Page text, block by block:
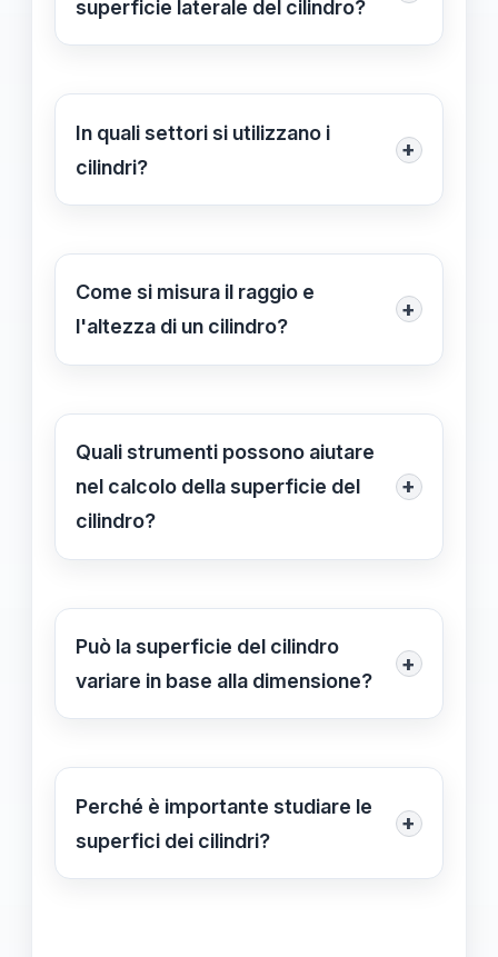
superficie laterale del cilindro?
La superficie laterale del cilindro è
pratiche, come la progettazione di
serbatoi e tubi. Essa è calcolata con
In quali settori si utilizzano i
cilindri?
+
I cilindri sono comunemente utilizzati
alimentare per barattoli e bottiglie, e
in ingegneria per strutture come
Come si misura il raggio e
l'altezza di un cilindro?
+
Il raggio si misura dalla parte centrale
mentre l'altezza si misura dalla base
fino alla sommità del cilindro.
Quali strumenti possono aiutare
nel calcolo della superficie del
cilindro?
+
Per calcolare la superficie del cilindro,
scientifico o software di geometria. In
alternativa, è possibile calcolare
Può la superficie del cilindro
variare in base alla dimensione?
+
Sì, la superficie del cilindro varia in
raggio o l'altezza, maggiore sarà la
superficie totale del cilindro.
Perché è importante studiare le
superfici dei cilindri?
+
Studiare le superfici dei cilindri aiuta a